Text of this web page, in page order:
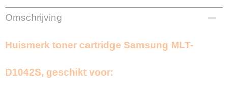
EAN code
8720153534918
1500 pagina's
InktDL®
Verzendmethode
Omschrijving
Huismerk toner cartridge Samsung MLT-
D1042S, geschikt voor: